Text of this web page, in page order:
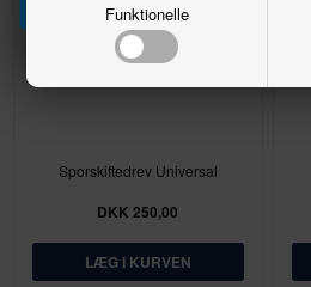
Funktionelle
Sporskiftedrev Universal
DKK 250,00